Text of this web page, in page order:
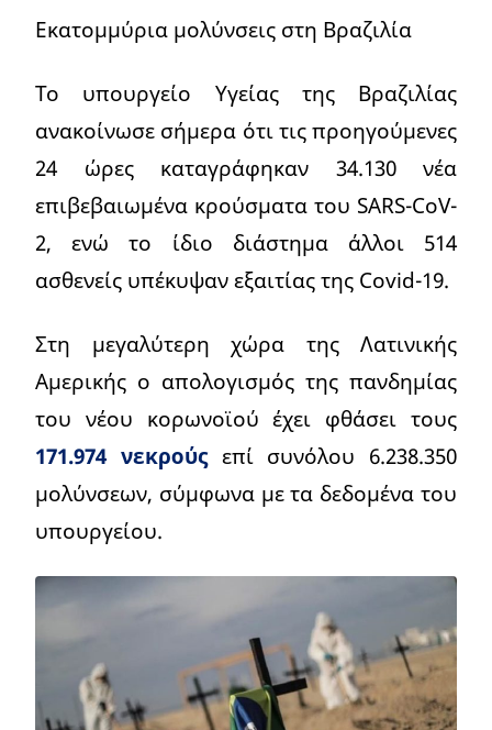
Εκατομμύρια μολύνσεις στη Βραζιλία
Το υπουργείο Υγείας της Βραζιλίας
ανακοίνωσε σήμερα ότι τις προηγούμενες
24 ώρες καταγράφηκαν 34.130 νέα
επιβεβαιωμένα κρούσματα του SARS-CoV-
2, ενώ το ίδιο διάστημα άλλοι 514
ασθενείς υπέκυψαν εξαιτίας της Covid-19.
Στη μεγαλύτερη χώρα της Λατινικής
Αμερικής ο απολογισμός της πανδημίας
του νέου κορωνοϊού έχει φθάσει τους
171.974 νεκρούς επί συνόλου 6.238.350
μολύνσεων, σύμφωνα με τα δεδομένα του
υπουργείου.